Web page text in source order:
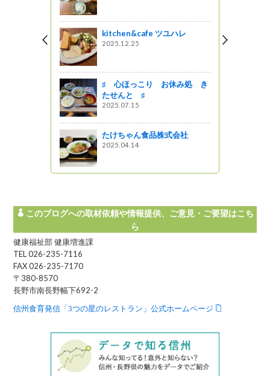
kitchen&cafe ツユハレ
2025.12.25
♯ 心ほっこり お休み処 き
たせんと ♯
2025.07.15
たけちゃん食品株式会社
2025.04.14
このブログへの取材依頼や情報提供、ご意見・ご要望はこち
ら
健康福祉部 健康増進課
TEL 026-235-7116
FAX 026-235-7170
〒380-8570
長野市南長野幅下692-2
信州食育発信「3つの星のレストラン」公式ホームページ